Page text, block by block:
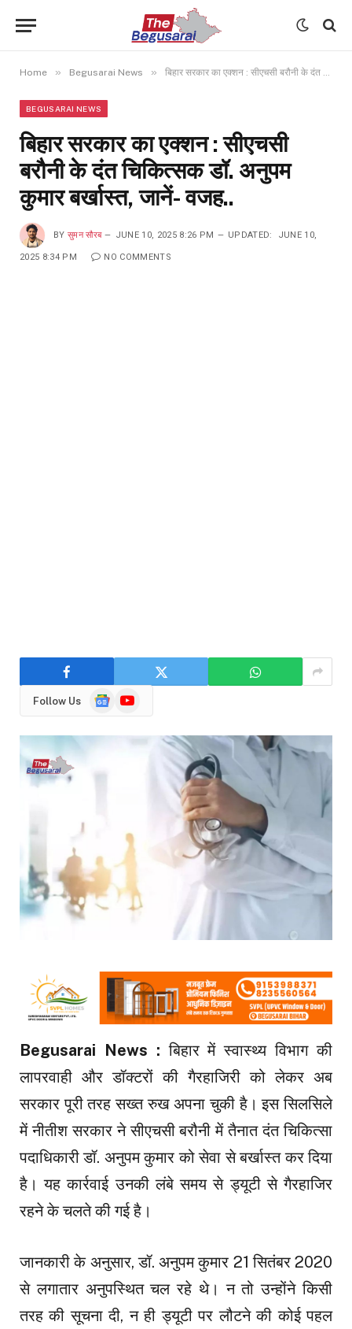
Home » Begusarai News » बिहार सरकार का एक्शन : सीएचसी बरौनी के दंत चिकित्सक डॉ. अनुपम कुमार बर्खास्त, जानें- वजह..
BEGUSARAI NEWS
बिहार सरकार का एक्शन : सीएचसी
बरौनी के दंत चिकित्सक डॉ. अनुपम
कुमार बर्खास्त, जानें- वजह..
BY सुमन सौरब JUNE 10, 2025 8:26 PM UPDATED: JUNE 10,
2025 8:34 PM NO COMMENTS
Follow Us
GoogleYouTube
Begusarai News :बिहार में स्वास्थ्य विभाग की
लापरवाही और डॉक्टरों की गैरहाजिरी को लेकर अब
सरकार पूरी तरह सख्त रुख अपना चुकी है। इस सिलसिले
में नीतीश सरकार ने सीएचसी बरौनी में तैनात दंत चिकित्सा
पदाधिकारी डॉ. अनुपम कुमार को सेवा से बर्खास्त कर दिया
है। यह कार्रवाई उनकी लंबे समय से ड्यूटी से गैरहाजिर
रहने के चलते की गई है।
जानकारी के अनुसार, डॉ. अनुपम कुमार 21 सितंबर 2020
से लगातार अनुपस्थित चल रहे थे। न तो उन्होंने किसी
तरह की सूचना दी, न ही ड्यूटी पर लौटने की कोई पहल